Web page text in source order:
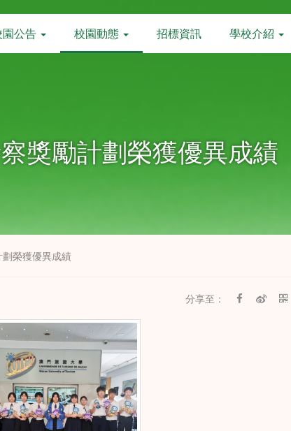
園公告 校園動態 招標資訊 學校介紹
獎勵計劃榮獲優異成績
榮獲優異成績
分享至：